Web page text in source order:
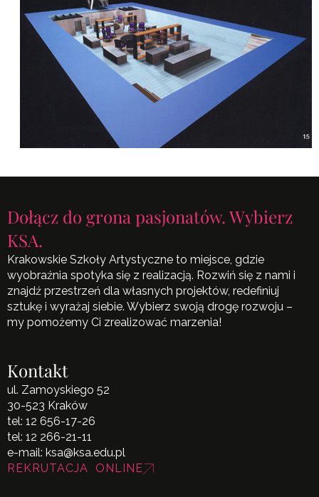
Dołącz do grona pasjonatów. Wybierz
KSA.
Krakowskie Szkoły Artystyczne to miejsce, gdzie
wyobraźnia spotyka się z realizacją. Rozwiń się z nami i
znajdź przestrzeń dla własnych projektów, redefiniuj
sztukę i wyrażaj siebie. Wybierz swoją drogę rozwoju –
my pomożemy Ci zrealizować marzenia!
Kontakt
ul. Zamoyskiego 52
30-523 Kraków
tel: 12 656-17-26
tel: 12 266-21-11
e-mail: ksa@ksa.edu.pl
REKRUTACJA ONLINE